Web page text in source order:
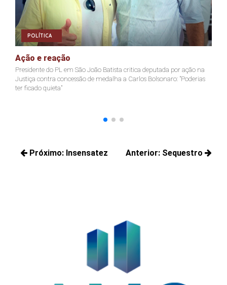
POLÍTICA
Ação e reação
Presidente do PL em São João Batista critica deputada por ação na
Justiça contra concessão de medalha a Carlos Bolsonaro: "Poderias
ter ficado quieta"
Navegação
Anterior: Sequestro
Próximo: Insensatez